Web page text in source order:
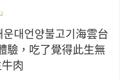
대언양불고기海雲台
驗，吃了覺得此生無
肉